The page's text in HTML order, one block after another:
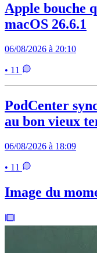
Apple bouche
macOS 26.6.1
06/08/2026 à 20:10
• 11
PodCenter
au bon vieux
06/08/2026 à 18:09
• 11
Image du